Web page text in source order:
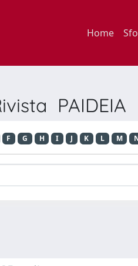
Home
PAIDEIA
F G H I J K L M